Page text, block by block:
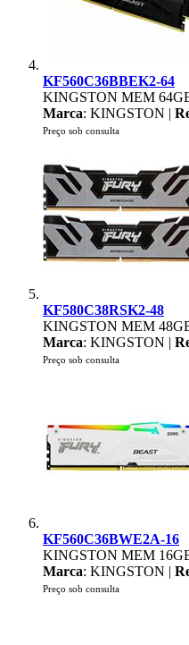
KF560C36BBEK2-64
KINGSTON MEM
Marca: KINGSTON |
Preço sob consulta
KF580C38RSK2-48
KINGSTON MEM
Marca: KINGSTON |
Preço sob consulta
KF560C36BWE2A-16
KINGSTON MEM
Marca: KINGSTON |
Preço sob consulta